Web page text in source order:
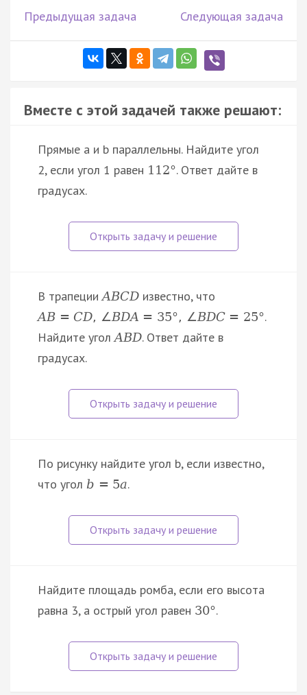
Предыдущая задача Следующая задача
Вместе с этой задачей также решают:
Прямые a и b параллельны. Найдите угол
2, если угол 1 равен 112°. Ответ дайте в
градусах.
В трапецииABCD известно, что
AB = CD, ∠BDA = 35°, ∠BDC = 25°.
Найдите уголABD. Ответ дайте в
градусах.
По рисунку найдите угол b, если известно,
что угол b = 5a.
Найдите площадь ромба, если его высота
равна 3, а острый угол равен 30°.